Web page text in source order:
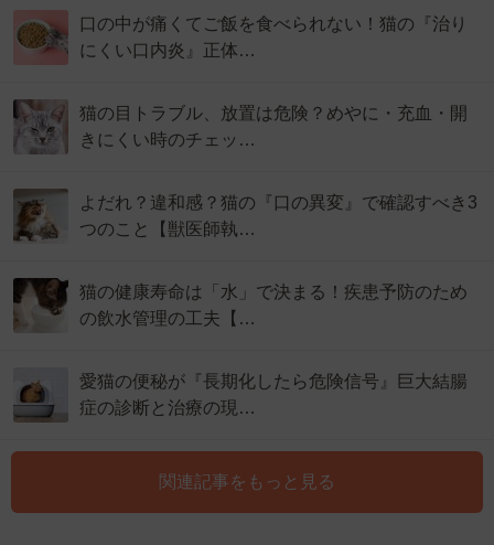
口の中が痛くてご飯を食べられない！猫の『治り
にくい口内炎』正体…
猫の目トラブル、放置は危険？めやに・充血・開
きにくい時のチェッ…
よだれ？違和感？猫の『口の異変』で確認すべき3
つのこと【獣医師執…
猫の健康寿命は「水」で決まる！疾患予防のため
の飲水管理の工夫【…
愛猫の便秘が『長期化したら危険信号』巨大結腸
症の診断と治療の現…
関連記事をもっと見る